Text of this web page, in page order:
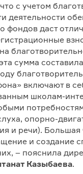
с учетом
деятельности
фондов даст
сумма составила
включают в
школам-
опорно-
и речи). Большая
и создание
– пояснила
Казыбаева.